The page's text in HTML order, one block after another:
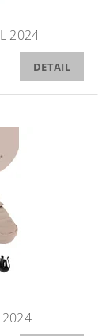
2024
DETAIL
2024